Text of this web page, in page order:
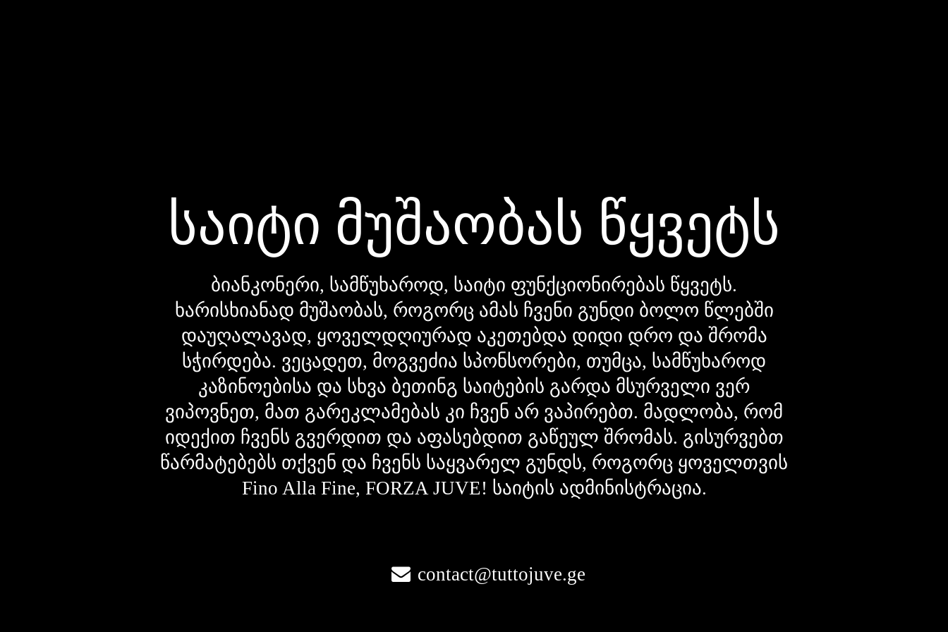
საიტი მუშაობას წყვეტს
ბიანკონერი, სამწუხაროდ, საიტი ფუნქციონირებას წყვეტს.
ხარისხიანად მუშაობას, როგორც ამას ჩვენი გუნდი ბოლო წლებში
დაუღალავად, ყოველდღიურად აკეთებდა დიდი დრო და შრომა
სჭირდება. ვეცადეთ, მოგვეძია სპონსორები, თუმცა, სამწუხაროდ
კაზინოებისა და სხვა ბეთინგ საიტების გარდა მსურველი ვერ
ვიპოვნეთ, მათ გარეკლამებას კი ჩვენ არ ვაპირებთ. მადლობა, რომ
იდექით ჩვენს გვერდით და აფასებდით გაწეულ შრომას. გისურვებთ
წარმატებებს თქვენ და ჩვენს საყვარელ გუნდს, როგორც ყოველთვის
Fino Alla Fine, FORZA JUVE! საიტის ადმინისტრაცია.
contact@tuttojuve.ge